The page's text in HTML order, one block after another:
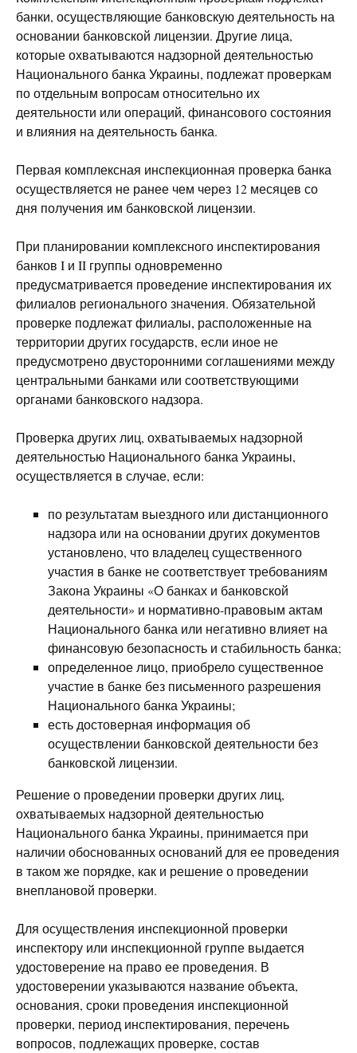
банки, осуществляющие банковскую деятельность на
основании банковской лицензии. Другие лица,
которые охватываются надзорной деятельностью
Национального банка Украины, подлежат проверкам
по отдельным вопросам относительно их
деятельности или операций, финансового состояния
и влияния на деятельность банка.
Первая комплексная инспекционная проверка банка
осуществляется не ранее чем через 12 месяцев со
дня получения им банковской лицензии.
При планировании комплексного инспектирования
банков I и II группы одновременно
предусматривается проведение инспектирования их
филиалов регионального значения. Обязательной
проверке подлежат филиалы, расположенные на
территории других государств, если иное не
предусмотрено двусторонними соглашениями между
центральными банками или соответствующими
органами банковского надзора.
Проверка других лиц, охватываемых надзорной
деятельностью Национального банка Украины,
осуществляется в случае, если:
по результатам выездного или дистанционного
надзора или на основании других документов
установлено, что владелец существенного
участия в банке не соответствует требованиям
Закона Украины «О банках и банковской
деятельности» и нормативно-правовым актам
Национального банка или негативно влияет на
финансовую безопасность и стабильность банка;
определенное лицо, приобрело существенное
участие в банке без письменного разрешения
Национального банка Украины;
есть достоверная информация об
осуществлении банковской деятельности без
банковской лицензии.
Решение о проведении проверки других лиц,
охватываемых надзорной деятельностью
Национального банка Украины, принимается при
наличии обоснованных оснований для ее проведения
в таком же порядке, как и решение о проведении
внеплановой проверки.
Для осуществления инспекционной проверки
инспектору или инспекционной группе выдается
удостоверение на право ее проведения. В
удостоверении указываются название объекта,
основания, сроки проведения инспекционной
проверки, период инспектирования, перечень
вопросов, подлежащих проверке, состав